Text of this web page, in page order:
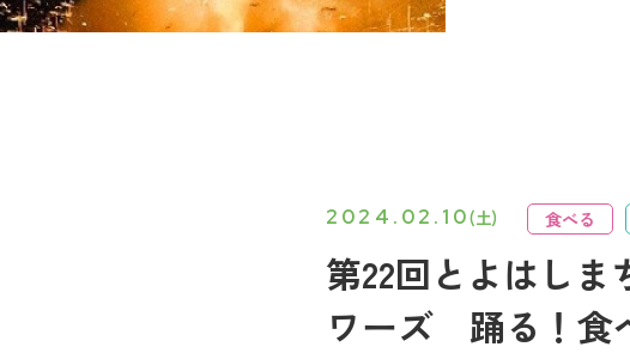
第22回とよはし
ワーズ 踊る！食
2024.02.10(土) 食べる